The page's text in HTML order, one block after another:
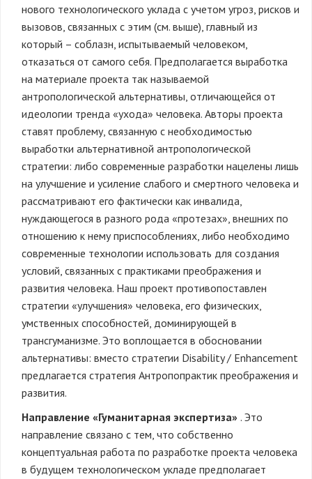
нового технологического уклада с учетом угроз, рисков и
вызовов, связанных с этим (см. выше), главный из
который – соблазн, испытываемый человеком,
отказаться от самого себя. Предполагается выработка
на материале проекта так называемой
антропологической альтернативы, отличающейся от
идеологии тренда «ухода» человека. Авторы проекта
ставят проблему, связанную с необходимостью
выработки альтернативной антропологической
стратегии: либо современные разработки нацелены лишь
на улучшение и усиление слабого и смертного человека и
рассматривают его фактически как инвалида,
нуждающегося в разного рода «протезах», внешних по
отношению к нему приспособлениях, либо необходимо
современные технологии использовать для создания
условий, связанных с практиками преображения и
развития человека. Наш проект противопоставлен
стратегии «улучшения» человека, его физических,
умственных способностей, доминирующей в
трансгуманизме. Это воплощается в обосновании
альтернативы: вместо стратегии Disability / Enhancement
предлагается стратегия Антропопрактик преображения и
развития.
Направление «Гуманитарная экспертиза» . Это
направление связано с тем, что собственно
концептуальная работа по разработке проекта человека
в будущем технологическом укладе предполагает